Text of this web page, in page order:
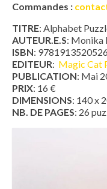
Commandes :
TITRE: Alphabet
AUTEUR.E.S: Monika
ISBN: 9781913520526
EDITEUR: Magic Cat
PUBLICATION: Mai
PRIX: 16 €
DIMENSIONS: 140 x
NB. DE PAGES: 26